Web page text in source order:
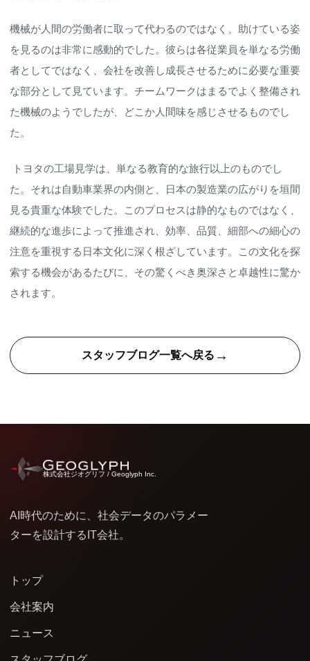
機械が人間の労働者に取って代わるのではなく、助けている姿
を見るのは非常に感動的でした。彼らは各従業員を単なる労働
者としてではなく、会社を改善し成長させるために必要な重要
な部分として見ています。チームワークはまるでよく整備され
た機械のようでしたが、どこか人間味を感じさせるものでし
た。
トヨタの工場見学は、単なる教育的な旅行以上のものでし
た。それは自動車業界の内側と、日本の製造業の広がりを垣間
見る貴重な体験でした。このプロセスは静的なものではなく、
継続的な進歩によって推進され、効率、品質、細部への細心の
注意を重視する日本文化に深く根ざしています。この文化を探
索する機会があるたびに、その驚くべき奥深さと卓越性に驚か
されます。
スタッフブログ一覧へ戻る →
株式会社ジオグリフ / Geoglyph Inc.
AI時代のために、社会データのパラメー
ターを設計するIT会社。
トップ
会社案内
ニュース